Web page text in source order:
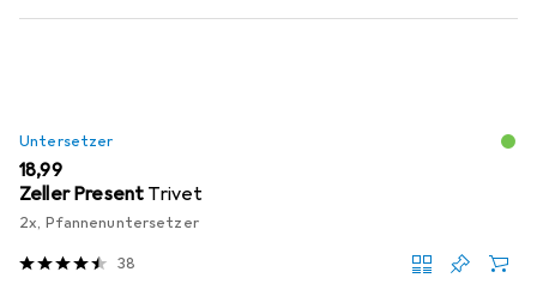
Untersetzer
EUR
18,99
Zeller Present Trivet
2x, Pfannenuntersetzer
38